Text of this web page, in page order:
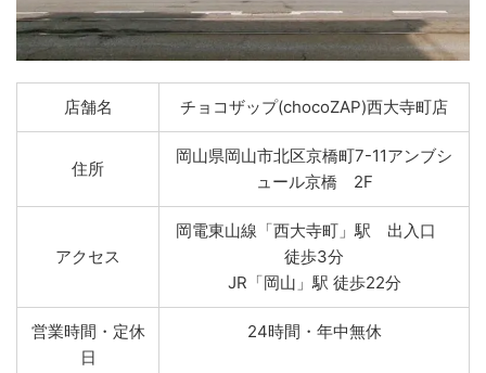
店舗名 チョコザップ(chocoZAP)西大寺町店
住所
岡山県岡山市北区京橋町7-11アンブシ
ュール京橋 2F
アクセス
岡電東山線「西大寺町」駅 出入口
徒歩3分
JR「岡山」駅 徒歩22分
営業時間・定休
日
24時間・年中無休